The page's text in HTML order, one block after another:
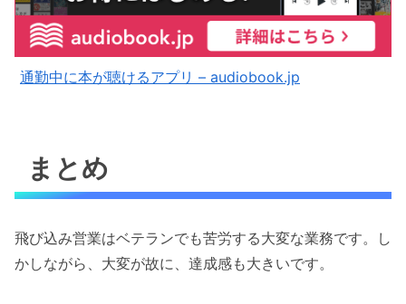
通勤中に本が聴けるアプリ – audiobook.jp
まとめ
飛び込み営業はベテランでも苦労する大変な業務です。し
かしながら、大変が故に、達成感も大きいです。